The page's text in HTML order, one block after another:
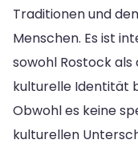
Traditionen und
Menschen. Es ist
sowohl Rostock als
kulturelle Identität
Obwohl es keine
kulturellen